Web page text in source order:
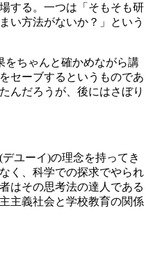
する。一つは「そもそも研
い方法がないか？」という
をちゃんと確かめながら講
セーブするというものであ
んだろうが、後にはさぼり
ユーイ)の理念を持ってき
く、科学での探求でやられ
はその思考法の達人である
主義社会と学校教育の関係